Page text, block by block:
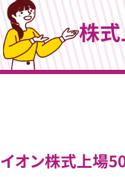
株
イオン株式上場